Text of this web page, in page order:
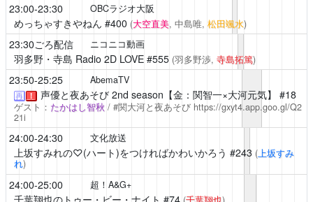
23:00-23:30 OBCラジオ大阪
めっちゃすきやねん #400 (大空直美, 中島唯, 松田颯水)
23:30ごろ配信 ニコニコ動画
羽多野・寺島 Radio 2D LOVE#555 (羽多野渉, 寺島拓篤)
23:50-25:25 AbemaTV
再 ！ 声優と夜あそび2nd season【金：関智一×大河元気】 #18
ゲスト： たかはし智秋 / #関大河と夜あそび https://gxyt4.app.goo.gl/Q2
21i
24:00-24:30 文化放送
上坂すみれの♡(ハート)をつければかわいかろう #243 (上坂すみ
れ)
24:00-25:00 超！A&G+
千葉翔也のトゥー・ビー・ナイト #74